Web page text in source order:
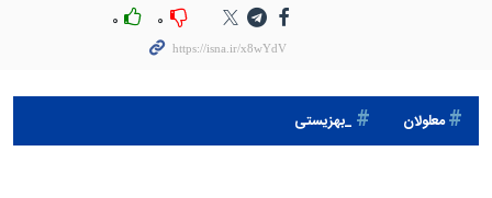
۰ ۰
معلولان _بهزيستی